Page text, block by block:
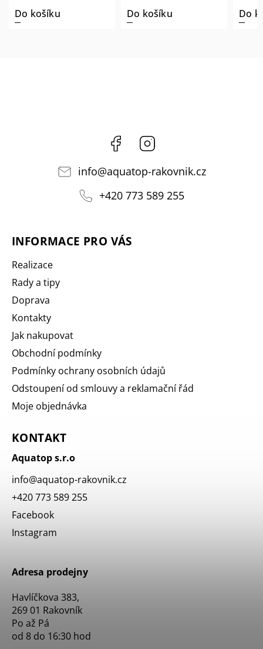
Do košíku Do košíku Do
Facebook
info@aquatop-rakovnik.cz
+420 773 589 255
INFORMACE PRO VÁS
Realizace
Rady a tipy
Doprava
Kontakty
Jak nakupovat
Obchodní podmínky
Podmínky ochrany osobních údajů
Odstoupení od smlouvy a reklamační řád
Moje objednávka
KONTAKT
Aquatop s.r.o
info@aquatop-rakovnik.cz
+420 773 589 255
Facebook
Instagram
Adresa prodejny
Havlíčkova 383,
269 01 Rakovník
Po až Pá
od 8 do 16:30 hod